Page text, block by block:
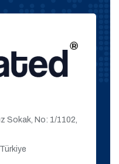
Sokak, No: 1/1102,